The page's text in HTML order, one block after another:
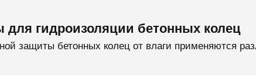
для гидроизоляции бетонных колец
защиты бетонных колец от влаги применяются